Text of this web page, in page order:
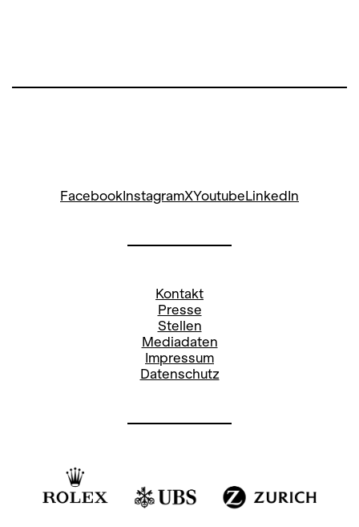
FacebookInstagramXYoutubeLinkedIn
Kontakt
Presse
Stellen
Mediadaten
Impressum
Datenschutz